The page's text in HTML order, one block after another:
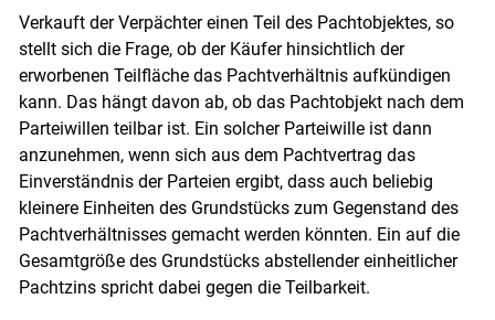
Verkauft der Verpächter einen Teil des Pachtobjektes, so
stellt sich die Frage, ob der Käufer hinsichtlich der
erworbenen Teilfläche das Pachtverhältnis aufkündigen
kann. Das hängt davon ab, ob das Pachtobjekt nach dem
Parteiwillen teilbar ist. Ein solcher Parteiwille ist dann
anzunehmen, wenn sich aus dem Pachtvertrag das
Einverständnis der Parteien ergibt, dass auch beliebig
kleinere Einheiten des Grundstücks zum Gegenstand des
Pachtverhältnisses gemacht werden könnten. Ein auf die
Gesamtgröße des Grundstücks abstellender einheitlicher
Pachtzins spricht dabei gegen die Teilbarkeit.